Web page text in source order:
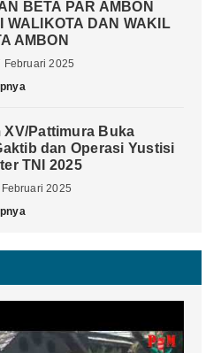
BETA PAR AMBON
WALIKOTA DAN WAKIL
AMBON
Februari 2025
XV/Pattimura Buka
dan Operasi Yustisi
TNI 2025
2025